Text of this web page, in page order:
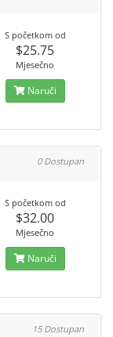
S početkom od
$25.75
Mjesečno
Naruči
0 Dostupan
S početkom od
$32.00
Mjesečno
Naruči
15 Dostupan